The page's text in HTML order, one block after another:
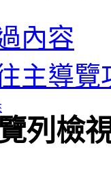
內容
主導覽
列檢